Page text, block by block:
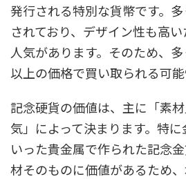
発行される特別な貨幣です。
されており、デザイン性も高
人気があります。そのため、
以上の価格で買い取られる可能
記念硬貨の価値は、主に「素
気」によって決まります。特
いった貴金属で作られた記念
材そのものに価値があるため